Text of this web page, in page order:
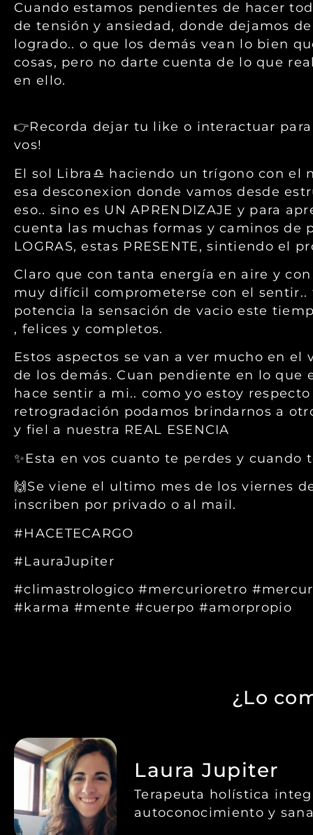
Cuando estamos pendientes de hacer
de tensión y ansiedad, donde dejamos
logrado.. o que los demás vean lo bien
cosas, pero no darte cuenta de lo que
en ello.
👉Recorda dejar tu like o interactuar
vos!
El sol Libra♎️ haciendo un trígono con el
esa desconexion donde vamos desde
eso.. sino es UN APRENDIZAJE y para
cuenta las muchas formas y caminos de
LOGRAS, estas PRESENTE, sintiendo el
Claro que con tanta energía en aire y
muy difícil comprometerse con el sentir..
potencia la sensación de vacio este
, felices y completos.
Estos aspectos se van a ver mucho en
de los demás. Cuan pendiente en lo que
hace sentir a mi.. como yo estoy
retrogradación podamos brindarnos a
y fiel a nuestra REAL ESENCIA
✨Esta en vos cuanto te perdes y
🙌Se viene el ultimo mes de los viernes
inscriben por privado o al mail.
#HACETECARGO
#LauraJupiter
#climastrologico #mercurioretro
#karma #mente #cuerpo #amorpropio
¿Lo
Laura Jupiter
Terapeuta holística
autoconocimiento y